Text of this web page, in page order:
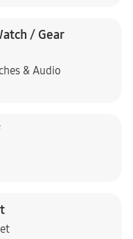
/ Gear
& Audio